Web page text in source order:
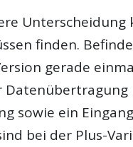
Unterscheidung
finden.
gerade
Datenübertragung
sowie ein
bei der Plus-